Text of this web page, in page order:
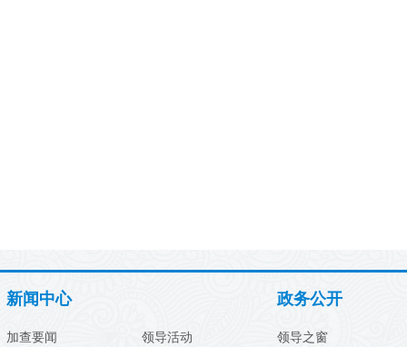
新闻中心
加查要闻 领导活动
政务公开
领导之窗